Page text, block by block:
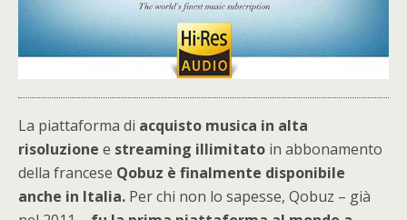
La piattaforma di acquisto musica in alta
risoluzione e streaming illimitato in abbonamento
della francese Qobuz è finalmente disponibile
anche in Italia. Per chi non lo sapesse, Qobuz – già